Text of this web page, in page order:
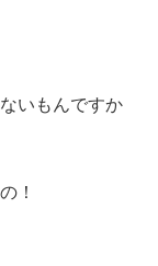
いもんですか
！